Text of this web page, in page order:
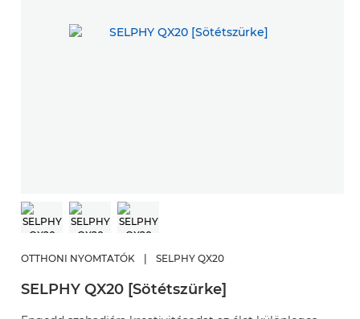
OTTHONI NYOMTATÓK | SELPHY QX20
SELPHY QX20 [Sötétszürke]